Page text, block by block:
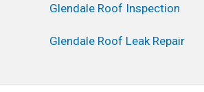
Glendale Roof Inspection
Glendale Roof Leak Repair